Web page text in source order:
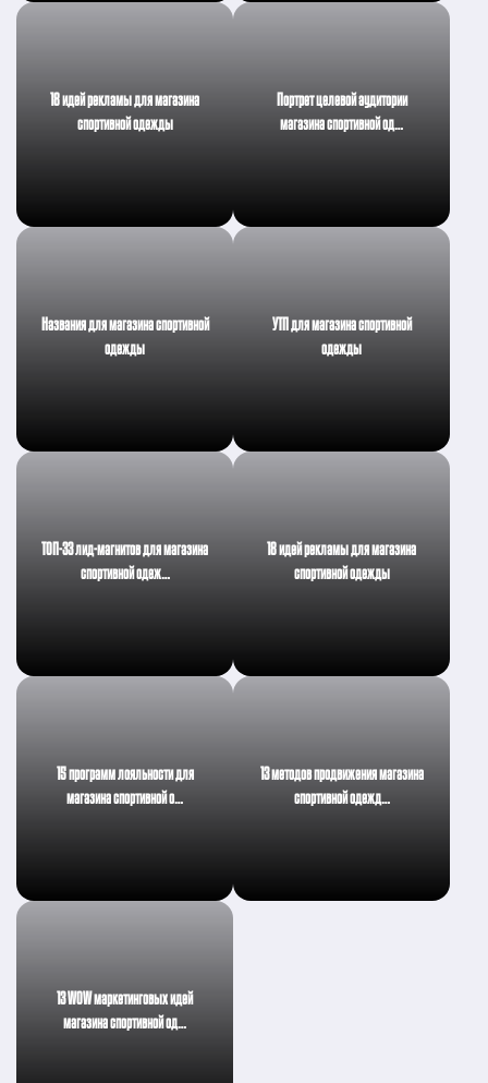
18 идей рекламы для магазина
спортивной одежды
Портрет целевой аудитории
магазина спортивной од…
Названия для магазина спортивной
одежды
УТП для магазина спортивной
одежды
ТОП-33 лид-магнитов для магазина
спортивной одеж…
18 идей рекламы для магазина
спортивной одежды
15 программ лояльности для
магазина спортивной о…
13 методов продвижения магазина
спортивной одежд…
13 WOW маркетинговых идей
магазина спортивной од…